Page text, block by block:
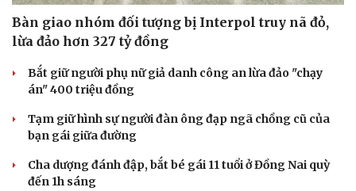
Bàn giao nhóm đối tượng bị Interpol truy nã đỏ,
lừa đảo hơn 327 tỷ đồng
Bắt giữ người phụ nữ giả danh công an lừa đảo "chạy
án" 400 triệu đồng
Tạm giữ hình sự người đàn ông đạp ngã chồng cũ của
bạn gái giữa đường
Cha dượng đánh đập, bắt bé gái 11 tuổi ở Đồng Nai quỳ
đến 1h sáng